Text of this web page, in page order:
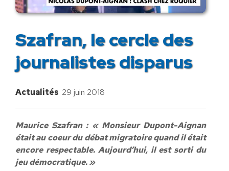
Szafran, le cercle des
journalistes disparus
Actualités 29 juin 2018
Maurice Szafran : « Monsieur Dupont-Aignan
était au coeur du débat migratoire quand il était
encore respectable. Aujourd’hui, il est sorti du
jeu démocratique. »